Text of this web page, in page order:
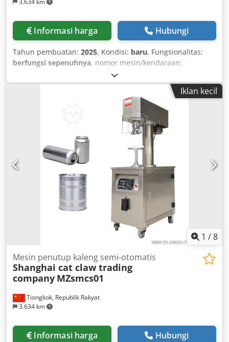
Informasi harga Hubungi
Tahun pembuatan: 2025, Kondisi: baru, Fungsionalitas:
berfungsi sepenuhnya, nomor mesin/kendaraan:
Penandaan CE
Pengemasan Otomatis Timbangan 10 Kepala untuk
Makanan Ringan, Kacang, Makanan Beku. 1. Otomatis
menyelesaikan seluruh proses mulai dari pemberian
bahan, penghitungan, pengisian & pembuatan kantong,
pencetakan tanggal hingga keluaran produk jadi. 2. Presisi
penghitungan tinggi dan efisiensi tanpa merusak bahan.
Cocok untuk pengemasan produk curah yang mudah
pecah dan membutuhkan presisi penghitungan tinggi,
seperti: makanan ringan berongga, keripik kentang, beras
renyah, jelly, permen, pistachio, irisan apel, pangsit,
beras, kedelai, cokelat, makanan hewan peliharaan,
perangkat keras kecil, dan obat-obatan, dll. Dkodsxv
Iklan kecil
1 /8
Tiongkok, Republik Rakyat
3.634 km
Mesin penutup kaleng semi-otomatis
Shanghai cat claw trading
company MZsmcs01
Informasi harga Hubungi